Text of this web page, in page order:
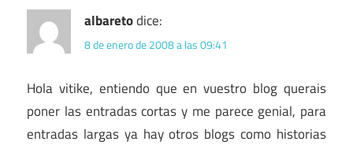
albaretodice:
8 de enero de 2008 a las 09:41
Hola vitike, entiendo que en vuestro blog querais
poner las entradas cortas y me parece genial, para
entradas largas ya hay otros blogs como historias